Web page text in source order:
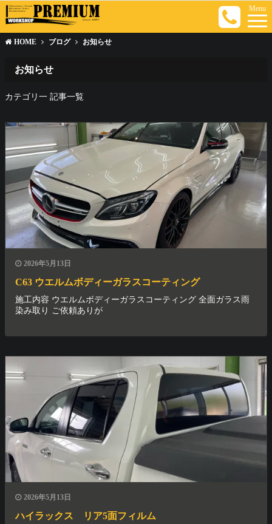
Menu
HOME ブログ お知らせ
お知らせ
カテゴリ一 記事一覧
2026年5月13日
C63 ウエルムボディーガラスコーティング
施工内容 ウエルムボディーガラスコーティング 全面ガラス雨
染み取り ご依頼ありが
2026年5月13日
ハイラックス リア5面フィルム